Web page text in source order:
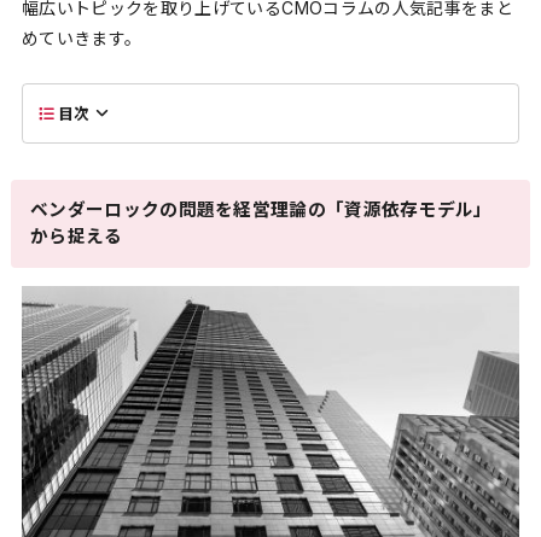
幅広いトピックを取り上げているCMOコラムの人気記事をまと
めていきます。
目次
ベンダーロックの問題を経営理論の「資源依存モデル」
から捉える